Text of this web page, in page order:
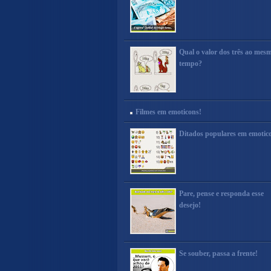
Qual o valor dos três ao
tempo?
Filmes em emoticons!
Ditados populares em
Pare, pense e responda esse
desejo!
Se souber, passa a frente!